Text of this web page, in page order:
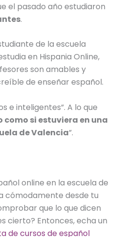
el pasado año estudiaron
.
de la escuela
en Hispania Online,
son amables y
de enseñar español.
e inteligentes”. A lo que
como si estuviera en una
de Valencia”.
online en la escuela de
cómodamente desde tu
que lo que dicen
cierto? Entonces, echa un
de cursos de español